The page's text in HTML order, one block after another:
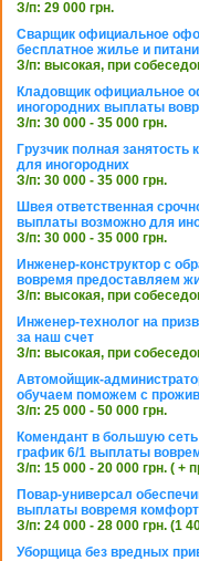
З/п: 29 000 грн.
Сварщик официальное
бесплатное жилье и
З/п: высокая, при
Кладовщик официальное
иногородних выплаты
З/п: 30 000 - 35 000 грн.
Грузчик полная
для иногородних
З/п: 30 000 - 35 000 грн.
Швея ответственная
выплаты возможно для
З/п: 30 000 - 35 000 грн.
Инженер-конструктор с
вовремя предоставляем
З/п: высокая, при
Инженер-технолог на
за наш счет
З/п: высокая, при
Автомойщик-
обучаем поможем с
З/п: 25 000 - 50 000 грн.
Комендант в большую
график 6/1 выплаты
З/п: 15 000 - 20 000 грн. ( +
Повар-универсал
выплаты вовремя
З/п: 24 000 - 28 000 грн. (1
Уборщица без вредных